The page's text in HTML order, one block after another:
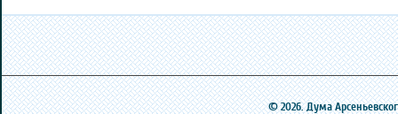
© 2026. Дума